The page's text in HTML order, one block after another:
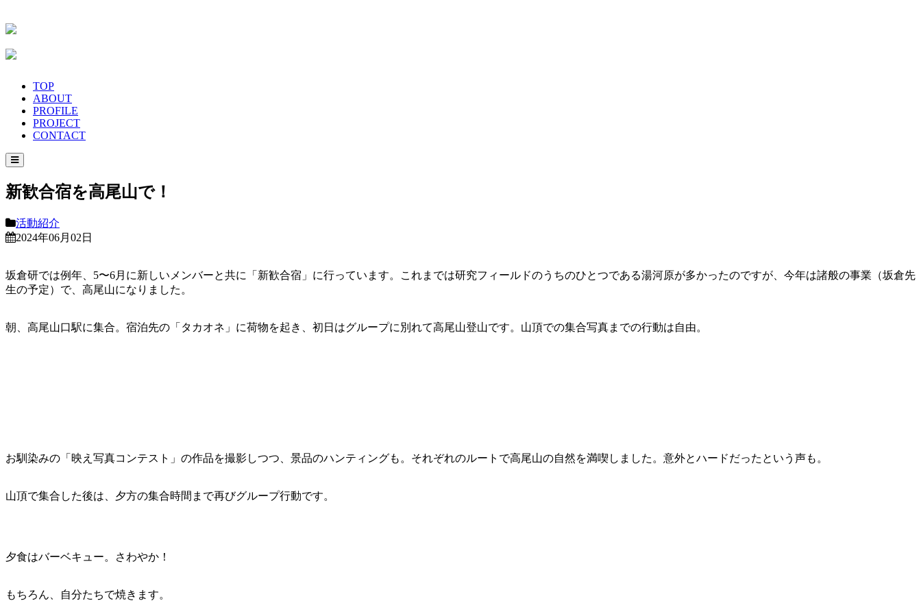
TOP
ABOUT
PROFILE
PROJECT
CONTACT
新歓合宿を高尾山で！
活動紹介
2024年06月02日
坂倉研では例年、5〜6月に新しいメンバーと共に「新歓合宿」に行っています。これまでは研究フィールドのうちのひとつである湯河原が多かったのですが、今年は諸般の事業（坂倉先
生の予定）で、高尾山になりました。
朝、高尾山口駅に集合。宿泊先の「タカオネ」に荷物を起き、初日はグループに別れて高尾山登山です。山頂での集合写真までの行動は自由。
お馴染みの「映え写真コンテスト」の作品を撮影しつつ、景品のハンティングも。それぞれのルートで高尾山の自然を満喫しました。意外とハードだったという声も。
山頂で集合した後は、夕方の集合時間まで再びグループ行動です。
夕食はバーベキュー。さわやか！
もちろん、自分たちで焼きます。